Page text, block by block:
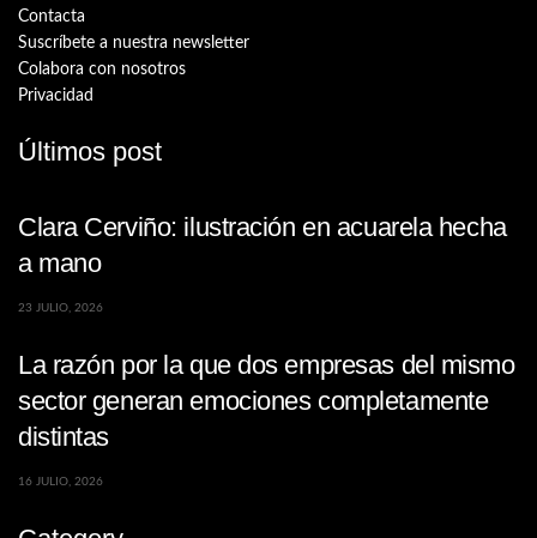
Contacta
Suscríbete a nuestra newsletter
Colabora con nosotros
Privacidad
Últimos post
Clara Cerviño: ilustración en acuarela hecha
a mano
23 JULIO, 2026
La razón por la que dos empresas del mismo
sector generan emociones completamente
distintas
16 JULIO, 2026